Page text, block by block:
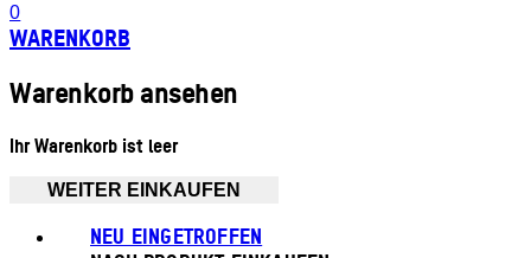
0
WARENKORB
Warenkorb ansehen
Ihr Warenkorb ist leer
WEITER EINKAUFEN
NEU EINGETROFFEN